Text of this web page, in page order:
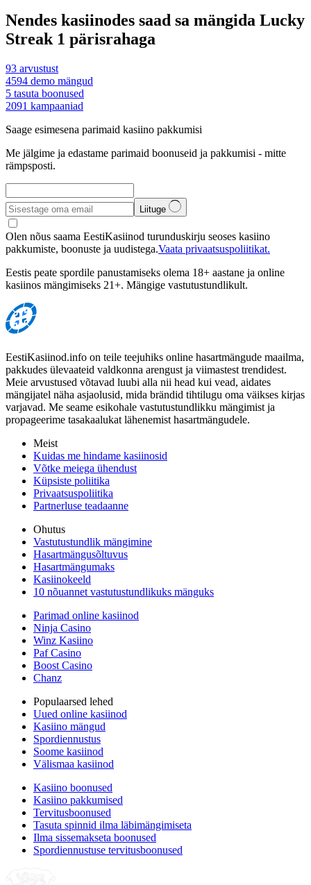
Nendes kasiinodes saad sa mängida Lucky
Streak 1 pärisrahaga
93 arvustust
4594 demo mängud
5 tasuta boonused
2091 kampaaniad
Saage esimesena parimaid kasiino pakkumisi
Me jälgime ja edastame parimaid boonuseid ja pakkumisi - mitte
rämpsposti.
Liituge
Olen nõus saama EestiKasiinod turunduskirju seoses kasiino
pakkumiste, boonuste ja uudistega.Vaata privaatsuspoliitikat.
Eestis peate spordile panustamiseks olema 18+ aastane ja online
kasiinos mängimiseks 21+. Mängige vastutustundlikult.
EestiKasiinod.info on teile teejuhiks online hasartmängude maailma,
pakkudes ülevaateid valdkonna arengust ja viimastest trendidest.
Meie arvustused võtavad luubi alla nii head kui vead, aidates
mängijatel näha asjaolusid, mida brändid tihtilugu oma väikses kirjas
varjavad. Me seame esikohale vastutustundlikku mängimist ja
propageerime tasakaalukat lähenemist hasartmängudele.
Meist
Kuidas me hindame kasiinosid
Võtke meiega ühendust
Küpsiste poliitika
Privaatsuspoliitika
Partnerluse teadaanne
Ohutus
Vastutustundlik mängimine
Hasartmängusõltuvus
Hasartmängumaks
Kasiinokeeld
10 nõuannet vastutustundlikuks mänguks
Parimad online kasiinod
Ninja Casino
Winz Kasiino
Paf Casino
Boost Casino
Chanz
Populaarsed lehed
Uued online kasiinod
Kasiino mängud
Spordiennustus
Soome kasiinod
Välismaa kasiinod
Kasiino boonused
Kasiino pakkumised
Tervitusboonused
Tasuta spinnid ilma läbimängimiseta
Ilma sissemakseta boonused
Spordiennustuse tervitusboonused